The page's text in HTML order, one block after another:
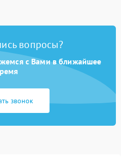
1500 ₽
Подробнее →
1000 ₽
вопросы?
с Вами в ближайшее
звонок